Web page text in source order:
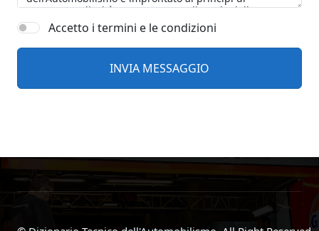
Accetto i termini e le condizioni